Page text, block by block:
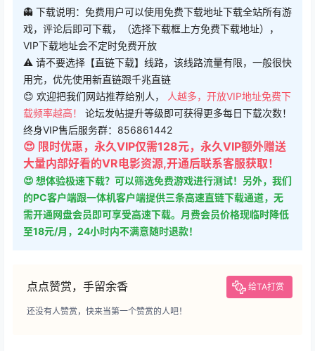
👻 下载说明：免费用户可以使用免费下载地址下载全站所有游
戏，评论后即可下载，（选择下载框上方免费下载地址），
VIP下载地址会不定时免费开放
⚠ 请不要选择【直链下载】线路，该线路流量有限，一般很快
用完，优先使用新直链跟千兆直链
😊 欢迎把我们网站推荐给别人，
人越多，开放VIP地址免费下
载频率越高！ 论坛发帖提升等级即可获得更多每日下载次数！
终身VIP售后服务群：856861442
😍 限时优惠，永久VIP仅需128元，永久VIP额外赠送
大量内部好看的VR电影资源,开通后联系客服获取！
😍 想体验极速下载？可以筛选免费游戏进行测试！另外，我们
的PC客户端跟一体机客户端提供三条高速直链下载通道，无
需开通网盘会员即可享受高速下载。月费会员价格现临时降低
至18元/月，24小时内不满意随时退款！
点点赞赏，手留余香 给TA打赏
还没有人赞赏，快来当第一个赞赏的人吧！